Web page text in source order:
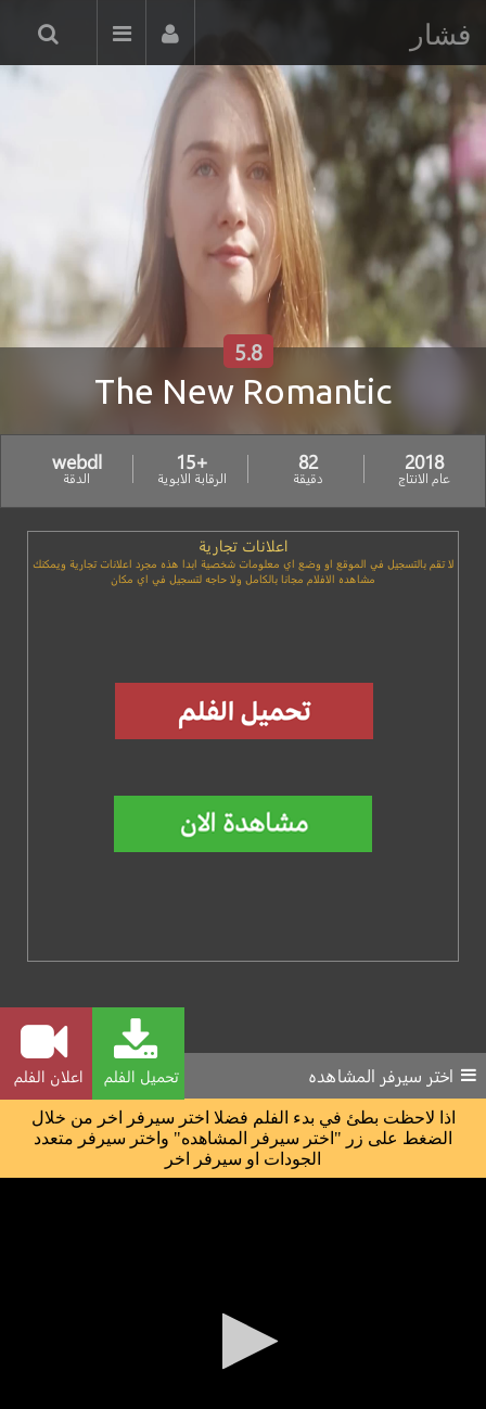
فشار
The New Romantic
5.8
2018
عام الانتاج
82
دقيقة
+15
الرقابة الابوية
webdl
الدقة
اعلانات تجارية
لا تقم بالتسجيل في الموقع او وضع اي معلومات شخصية ابدا هذه مجرد اعلانات تجارية ويمكنك
مشاهده الافلام مجانا بالكامل ولا حاجه لتسجيل في اي مكان
تحميل الفلم اعلان الفلم اختر سيرفر المشاهده
اذا لاحظت بطئ في بدء الفلم فضلا اختر سيرفر اخر من خلال
الضغط على زر "اختر سيرفر المشاهده" واختر سيرفر متعدد
الجودات او سيرفر اخر